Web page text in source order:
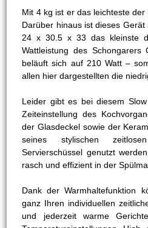
Mit 4 kg ist er das leichteste
Darüber hinaus ist dieses
24 x 30.5 x 33 das kleinste
Wattleistung des Schongarers
beläuft sich auf 210 Watt –
allen hier dargestellten die
Leider gibt es bei diesem
Zeiteinstellung des
der Glasdeckel sowie der
seines stylischen
Servierschüssel genutzt
rasch und effizient in der
Dank der Warmhaltefunktion
ganz Ihren individuellen
und jederzeit warme